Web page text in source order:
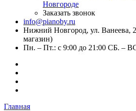
Новгороде
Заказать звонок
info@pianoby.ru
Нижний Новгород, ул. Ванеева,
магазин)
Пн. – Пт.: с 9:00 до 21:00 СБ. –
Главная